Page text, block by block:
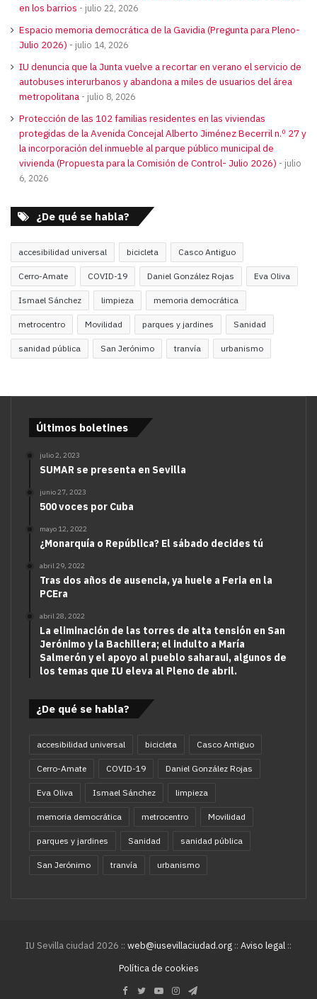
en los barrios
julio 22, 2026
Espacio memoria democrática de la Gavidia (Pregunta para Pleno-
Julio 2026)
julio 14, 2026
IU denuncia que la Junta vuelve a recortar en verano el servicio de
autobuses interurbanos y abandona a miles de usuarios del área
metropolitana
julio 8, 2026
Protección de las 102 familias residentes en las viviendas
protegidas de la Avenida Concejal Alberto Jiménez Becerril n.º 27 y
la incorporación del inmueble al parque público municipal de
vivienda (Propuesta para la Comisión de Control- Julio 2026)
julio
6, 2026
¿De qué se habla?
accesibilidad universal bicicleta Casco Antiguo
Cerro-Amate COVID-19 Daniel González Rojas Eva Oliva
Ismael Sánchez limpieza memoria democrática
metrocentro Movilidad parques y jardines Sanidad
sanidad pública San Jerónimo tranvía urbanismo
Últimos boletines
julio 2, 2023
SUMAR se presenta en Sevilla
junio 27, 2023
500 voces por Cuba
mayo 12, 2022
¿Monarquía o República? El sábado decides tú
abril 29, 2022
Tras dos años de ausencia, ya huele a Feria en la
PCEra
abril 28, 2022
La eliminación de las torres de alta tensión en San
Jerónimo y la Bachillera; el indulto a María
Salmerón y el apoyo al pueblo saharaui, algunos de
los temas que IU eleva al Pleno de abril.
¿De qué se habla?
accesibilidad universal bicicleta Casco Antiguo
Cerro-Amate COVID-19 Daniel González Rojas
Eva Oliva Ismael Sánchez limpieza
memoria democrática metrocentro Movilidad
parques y jardines Sanidad sanidad pública
San Jerónimo tranvía urbanismo
IU Sevilla ciudad 2026 :: web@iusevillaciudad.org :: Aviso legal ::
Política de cookies
Facebook
TwitterYouTubeInstagram
Telegram